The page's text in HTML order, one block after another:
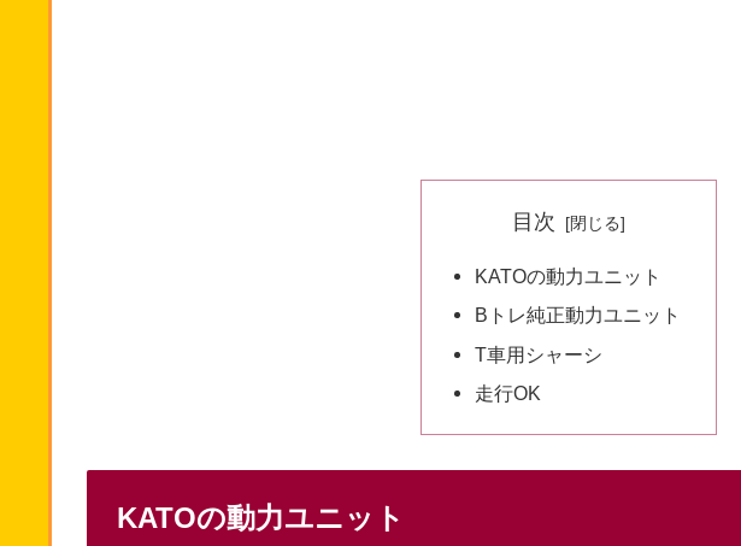
目次
KATOの動力ユニット
Bトレ純正動力ユニット
T車用シャーシ
走行OK
KATOの動力ユニット